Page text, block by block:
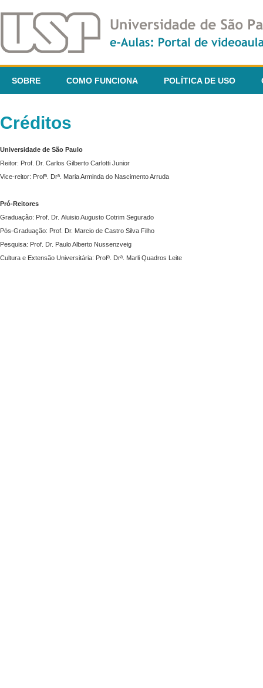
SOBRE COMO FUNCIONA POLÍTICA DE USO
Créditos
Universidade de São Paulo
Reitor: Prof. Dr. Carlos Gilberto Carlotti Junior
Vice-reitor: Profª. Drª. Maria Arminda do Nascimento Arruda
Pró-Reitores
Graduação: Prof. Dr. Aluisio Augusto Cotrim Segurado
Pós-Graduação: Prof. Dr. Marcio de Castro Silva Filho
Pesquisa: Prof. Dr. Paulo Alberto Nussenzveig
Cultura e Extensão Universitária: Profª. Drª. Marli Quadros Leite